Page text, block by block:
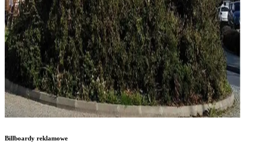
Billboardy reklamowe